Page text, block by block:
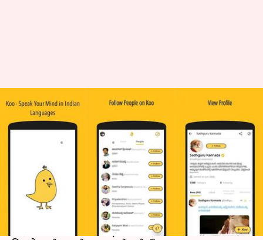
क्यों चर्चा में है ट्विटर जैसी कू ऐप
और इसे किसने बनाया है?
03:18 pm
क्या है खबर?
ट्विटर के साथ सरकार के तकरार के बीच कई केंद्रीय मंत्री
और सरकारी विभाग कू (Koo) ऐप पर एक्टिव हो गए हैं।
कई मंत्रियों ने बकायदा ट्वीट कर इसकी जानकारी दी है